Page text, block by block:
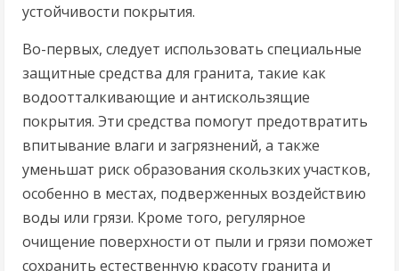
устойчивости покрытия.
Во-первых, следует использовать специальные
защитные средства для гранита, такие как
водоотталкивающие и антискользящие
покрытия. Эти средства помогут предотвратить
впитывание влаги и загрязнений, а также
уменьшат риск образования скользких участков,
особенно в местах, подверженных воздействию
воды или грязи. Кроме того, регулярное
очищение поверхности от пыли и грязи поможет
сохранить естественную красоту гранита и